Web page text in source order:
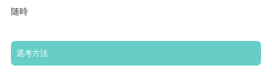
随時
選考方法